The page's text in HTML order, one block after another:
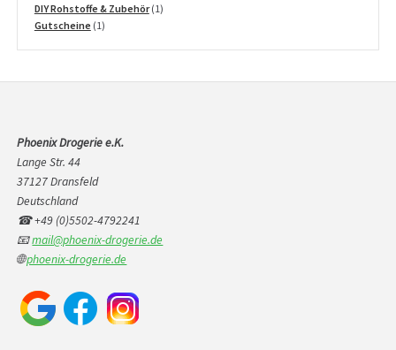
Produkte
DIY Rohstoffe & Zubehör 11
Gutscheine 11
Phoenix Drogerie e.K.
Lange Str. 44
37127 Dransfeld
Deutschland
☎ +49 (0)5502-4792241
📧mail@phoenix-drogerie.de
🌐phoenix-drogerie.de